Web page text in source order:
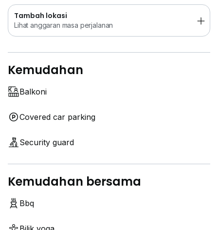
Tambah lokasi
Lihat anggaran masa perjalanan
Kemudahan
Balkoni
Covered car parking
Security guard
Kemudahan bersama
Bbq